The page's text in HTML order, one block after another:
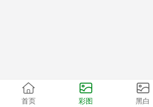
首页 彩图 黑白